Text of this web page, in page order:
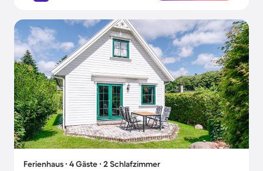
Ferienhaus ∙ 4 Gäste ∙ 2 Schlafzimmer